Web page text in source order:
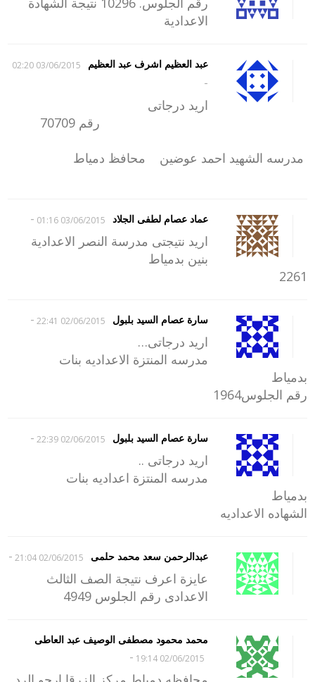
الاعدادية
عبد العظيم اشرف عبد العظيم 03/06/2015 02:20
-
اريد درجاتى
مدرسه الشهيد احمد عوضين محافظ دمياط
عماد عصام لطفى الجلاد 03/06/2015 01:16
-
اريد نتيجتى مدرسة النصر الاعدادية
بنين بدمياط
2261
سارة عصام السيد بلبول 02/06/2015 22:41
-
اريد درجاتى…
مدرسه المنتزة الاعداديه بنات
بدمياط
رقم الجلوس1964
سارة عصام السيد بلبول 02/06/2015 22:39
-
اريد درجاتى ..
مدرسه المنتزة اعداديه بنات
بدمياط
الشهاده الاعداديه
عبدالرحمن سعد محمد حلمى 02/06/2015 21:04
-
عايزة اعرف نتيجة الصف الثالث
الاعدادى رقم الجلوس 4949
محمد محمود مصطفى الوصيف عبد العاطى
02/06/2015 19:14
-